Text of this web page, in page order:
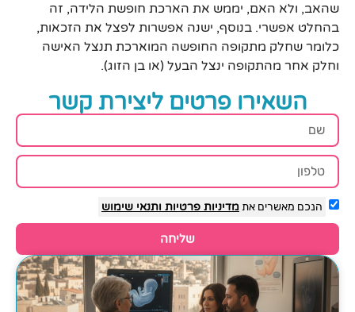
שהאב, ולא האם, יממש את הארכת חופשת הלידה, זה
בהחלט אפשרי. בנוסף, ישנה אפשרות לפצל את הזכאות,
כלומר שחלק מתקופה החופשה המוארכת תנצל האישה
וחלק אחר מהתקופה ינצל הבעל (או בן הזוג).
השאירו פרטים ליצירת קשר
הנכם מאשרים אתמדיניות פרטיות ותנאי שימוש
שליחה